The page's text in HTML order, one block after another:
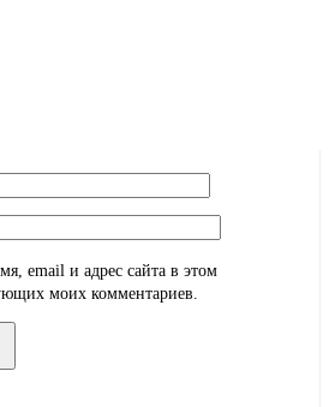
email и адрес сайта в этом
моих комментариев.